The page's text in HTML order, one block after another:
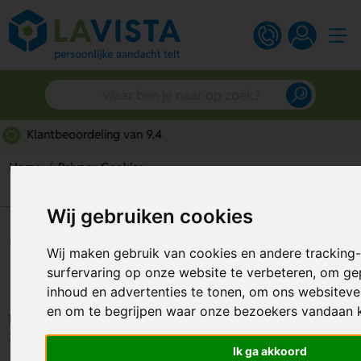
Wij gebruiken cookies
Wij maken gebruik van cookies en andere
surfervaring op onze website te verbeteren, om
inhoud en advertenties te tonen, om ons
en om te begrijpen waar onze bezoekers vandaan
Ik ga akkoord
Gratis digitaal ontwerp
Home
Privacy Cookies
Cookieverklaring
Pictogrammenshop.nl
Deze cookieverklaring is het laatst aangepast op 21 april
2023.